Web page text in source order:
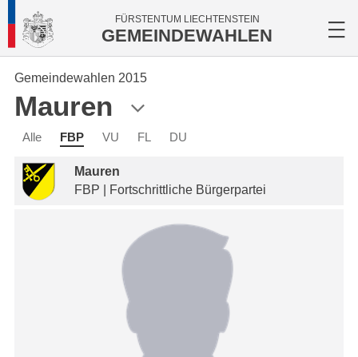
FÜRSTENTUM LIECHTENSTEIN
GEMEINDEWAHLEN
Gemeindewahlen 2015
Mauren
Alle FBP VU FL DU
Mauren
FBP | Fortschrittliche Bürgerpartei